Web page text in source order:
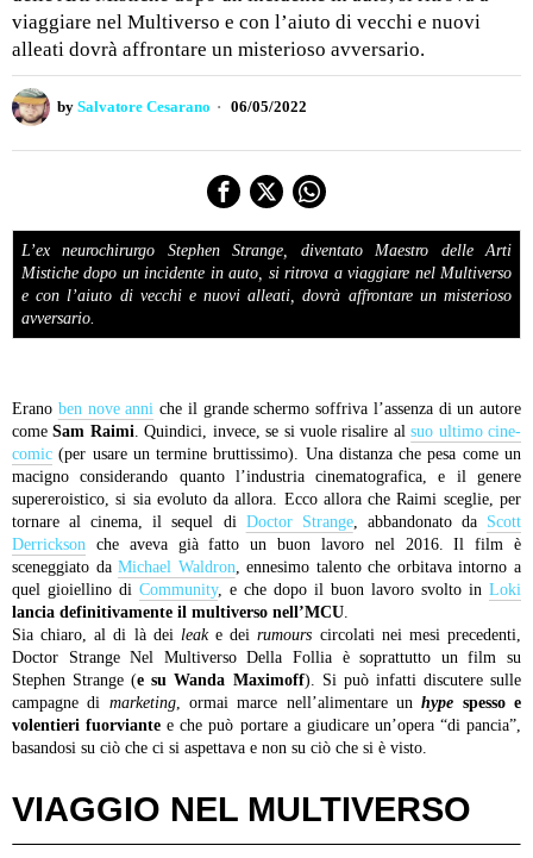
viaggiare nel Multiverso e con l’aiuto di vecchi e nuovi
alleati dovrà affrontare un misterioso avversario.
by Salvatore Cesarano 06/05/2022
L’ex neurochirurgo Stephen Strange, diventato Maestro delle Arti
Mistiche dopo un incidente in auto, si ritrova a viaggiare nel Multiverso
e con l’aiuto di vecchi e nuovi alleati, dovrà affrontare un misterioso
avversario.
Erano ben nove anni che il grande schermo soffriva l’assenza di un autore
comeSam Raimi. Quindici, invece, se si vuole risalire alsuo ultimo cine-
comic (per usare un termine bruttissimo). Una distanza che pesa come un
macigno considerando quanto l’industria cinematografica, e il genere
supereroistico, si sia evoluto da allora. Ecco allora che Raimi sceglie, per
tornare al cinema, il sequel di Doctor Strange, abbandonato da Scott
Derrickson che aveva già fatto un buon lavoro nel 2016. Il film è
sceneggiato daMichael Waldron, ennesimo talento che orbitava intorno a
quel gioiellino di Community, e che dopo il buon lavoro svolto in Loki
lancia definitivamente il multiverso nell’MCU.
Sia chiaro, al di là dei leake deirumours circolati nei mesi precedenti,
Doctor Strange Nel Multiverso Della Follia è soprattutto un film su
Stephen Strange (e su Wanda Maximoff). Si può infatti discutere sulle
campagne di marketing, ormai marce nell’alimentare unhype spesso e
volentieri fuorviante e che può portare a giudicare un’opera “di pancia”,
basandosi su ciò che ci si aspettava e non su ciò che si è visto.
VIAGGIO NEL MULTIVERSO